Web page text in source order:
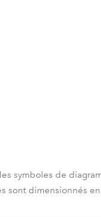
symboles de
sont dimensionnés